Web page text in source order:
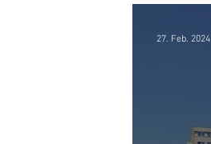
27. Feb. 2024